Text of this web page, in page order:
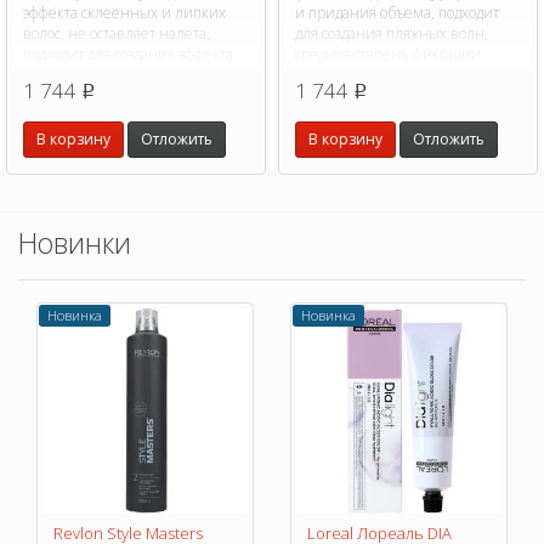
эффекта склеенных и липких
волос, не оставляет налета,
1 744 p
В корзину Отложить
и придания объема, подходит
для создания пляжных волн,
1 744 p
В корзину Отложить
Новинки
Новинка
Revlon Style Masters
Новинка
Loreal Лореаль DIA